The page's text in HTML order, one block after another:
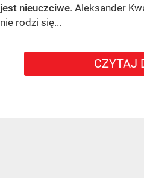
jest nieuczciwe. Aleksander
nie rodzi się...
CZYTAJ